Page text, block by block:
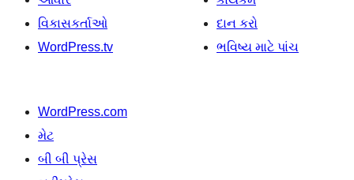
વિકાસકર્તાઓ
WordPress.tv
દાન કરો
ભવિષ્ય માટે પાંચ
WordPress.com
મેટ
બી બી પ્રેસ